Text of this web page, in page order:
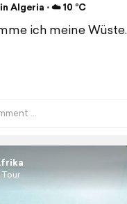
Algeria ⋅ ☁️ 10 °C
ich meine Wüste.